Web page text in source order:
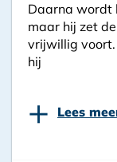
Daarna wordt
maar hij zet
vrijwillig
hij
+ Lees